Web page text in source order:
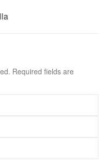
Required fields are